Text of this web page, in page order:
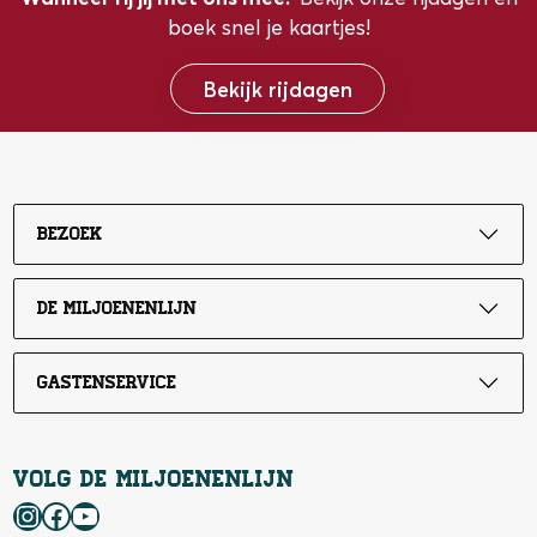
boek snel je kaartjes!
Bekijk rijdagen
Bezoek
De Miljoenenlijn
Gastenservice
Volg de Miljoenenlijn
Instagram
Facebook
YouTube